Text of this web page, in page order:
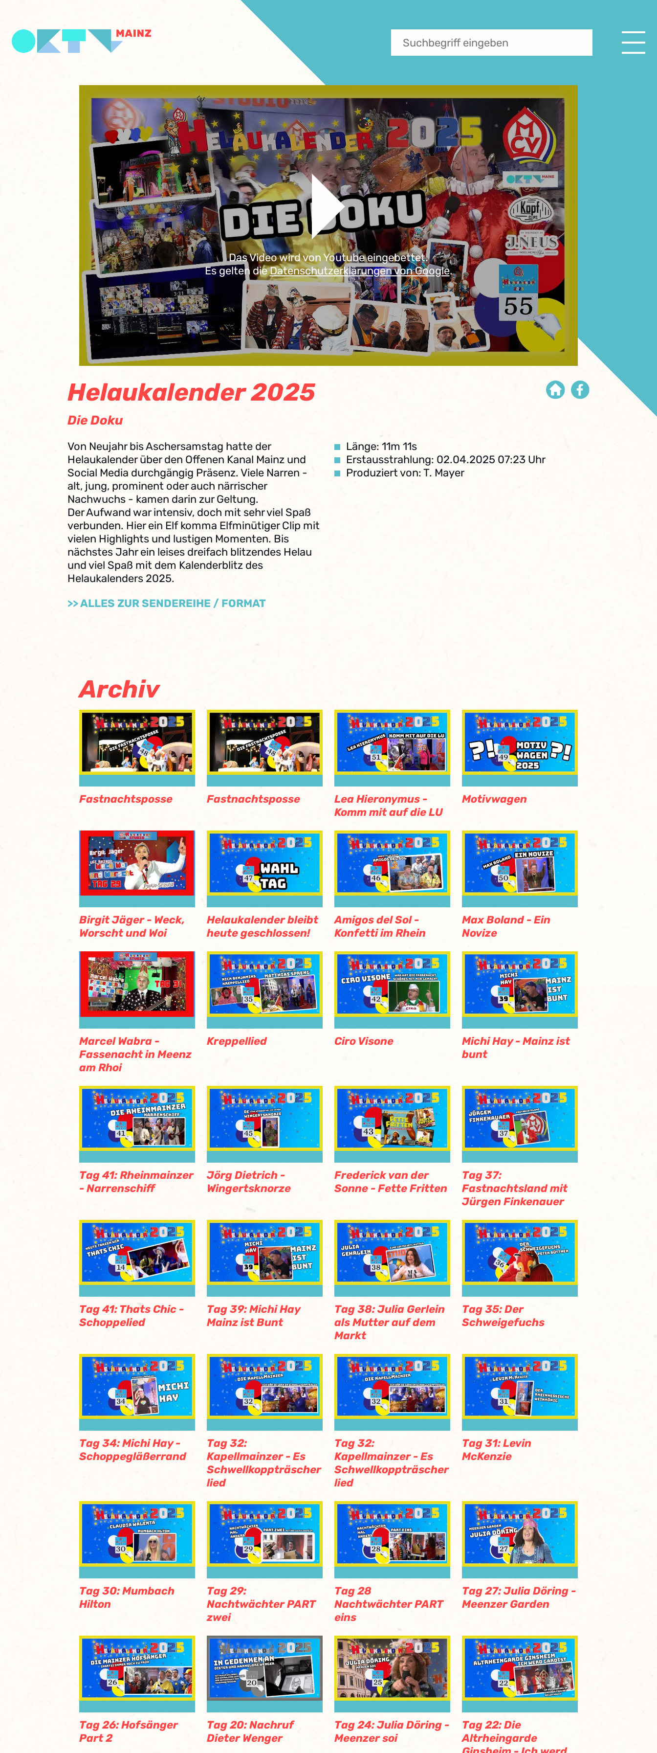
Das Video wird von Youtube eingebettet.
Es gelten dieDatenschutzerklärungen von Google.
Helaukalender 2025
Die Doku
Von Neujahr bis Aschersamstag hatte der
Helaukalender über den Offenen Kanal Mainz und
Social Media durchgängig Präsenz. Viele Narren -
alt, jung, prominent oder auch närrischer
Nachwuchs - kamen darin zur Geltung.
Der Aufwand war intensiv, doch mit sehr viel Spaß
verbunden. Hier ein Elf komma Elfminütiger Clip mit
vielen Highlights und lustigen Momenten. Bis
nächstes Jahr ein leises dreifach blitzendes Helau
und viel Spaß mit dem Kalenderblitz des
Helaukalenders 2025.
>> ALLES ZUR SENDEREIHE / FORMAT
Länge: 11m 11s
Erstausstrahlung: 02.04.2025 07:23 Uhr
Produziert von: T. Mayer
Archiv
Fastnachtsposse Fastnachtsposse
Lea Hieronymus -
Komm mit auf die LU
Motivwagen
Birgit Jäger - Weck,
Worscht und Woi
Helaukalender bleibt
heute geschlossen!
Amigos del Sol -
Konfetti im Rhein
Max Boland - Ein
Novize
Marcel Wabra -
Fassenacht in Meenz
am Rhoi
Kreppellied Ciro Visone
Michi Hay - Mainz ist
bunt
Tag 41: Rheinmainzer
- Narrenschiff
Jörg Dietrich -
Wingertsknorze
Frederick van der
Sonne - Fette Fritten
Tag 37:
Fastnachtsland mit
Jürgen Finkenauer
Tag 41: Thats Chic -
Schoppelied
Tag 39: Michi Hay
Mainz ist Bunt
Tag 38: Julia Gerlein
als Mutter auf dem
Markt
Tag 35: Der
Schweigefuchs
Tag 34: Michi Hay -
Schoppegläßerrand
Tag 32:
Kapellmainzer - Es
Schwellkoppträscher
lied
Tag 32:
Kapellmainzer - Es
Schwellkoppträscher
lied
Tag 31: Levin
McKenzie
Tag 30: Mumbach
Hilton
Tag 29:
Nachtwächter PART
zwei
Tag 28
Nachtwächter PART
eins
Tag 27: Julia Döring -
Meenzer Garden
Tag 26: Hofsänger
Part 2
Tag 20: Nachruf
Dieter Wenger
Tag 24: Julia Döring -
Meenzer soi
Tag 22: Die
Altrheingarde